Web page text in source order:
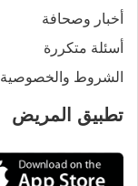
أخبار وصحافة
أسئلة متكررة
الشروط والخصوصية
تطبيق المريض